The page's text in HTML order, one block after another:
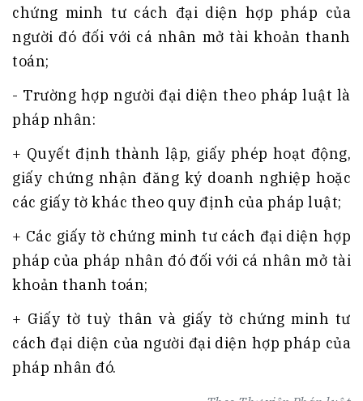
chứng minh tư cách đại diện hợp pháp của
người đó đối với cá nhân mở tài khoản thanh
toán;
- Trường hợp người đại diện theo pháp luật là
pháp nhân:
+ Quyết định thành lập, giấy phép hoạt động,
giấy chứng nhận đăng ký doanh nghiệp hoặc
các giấy tờ khác theo quy định của pháp luật;
+ Các giấy tờ chứng minh tư cách đại diện hợp
pháp của pháp nhân đó đối với cá nhân mở tài
khoản thanh toán;
+ Giấy tờ tuỳ thân và giấy tờ chứng minh tư
cách đại diện của người đại diện hợp pháp của
pháp nhân đó.